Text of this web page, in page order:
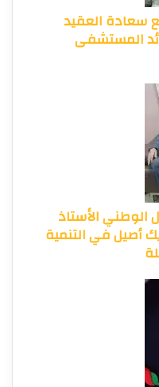
سعادة العقيد
المستشفى
الوطني الأستاذ
أصيل في التنمية